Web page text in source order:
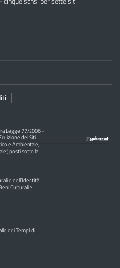
Legge 77/2006 -
dei Siti
e Ambientale,
posti sotto la
e dell’Identità
Culturali e
dei Templi di